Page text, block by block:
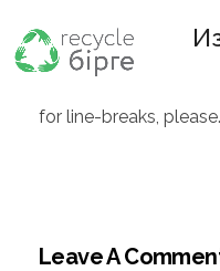
Terms of donation
for line-breaks, please.
Leave A